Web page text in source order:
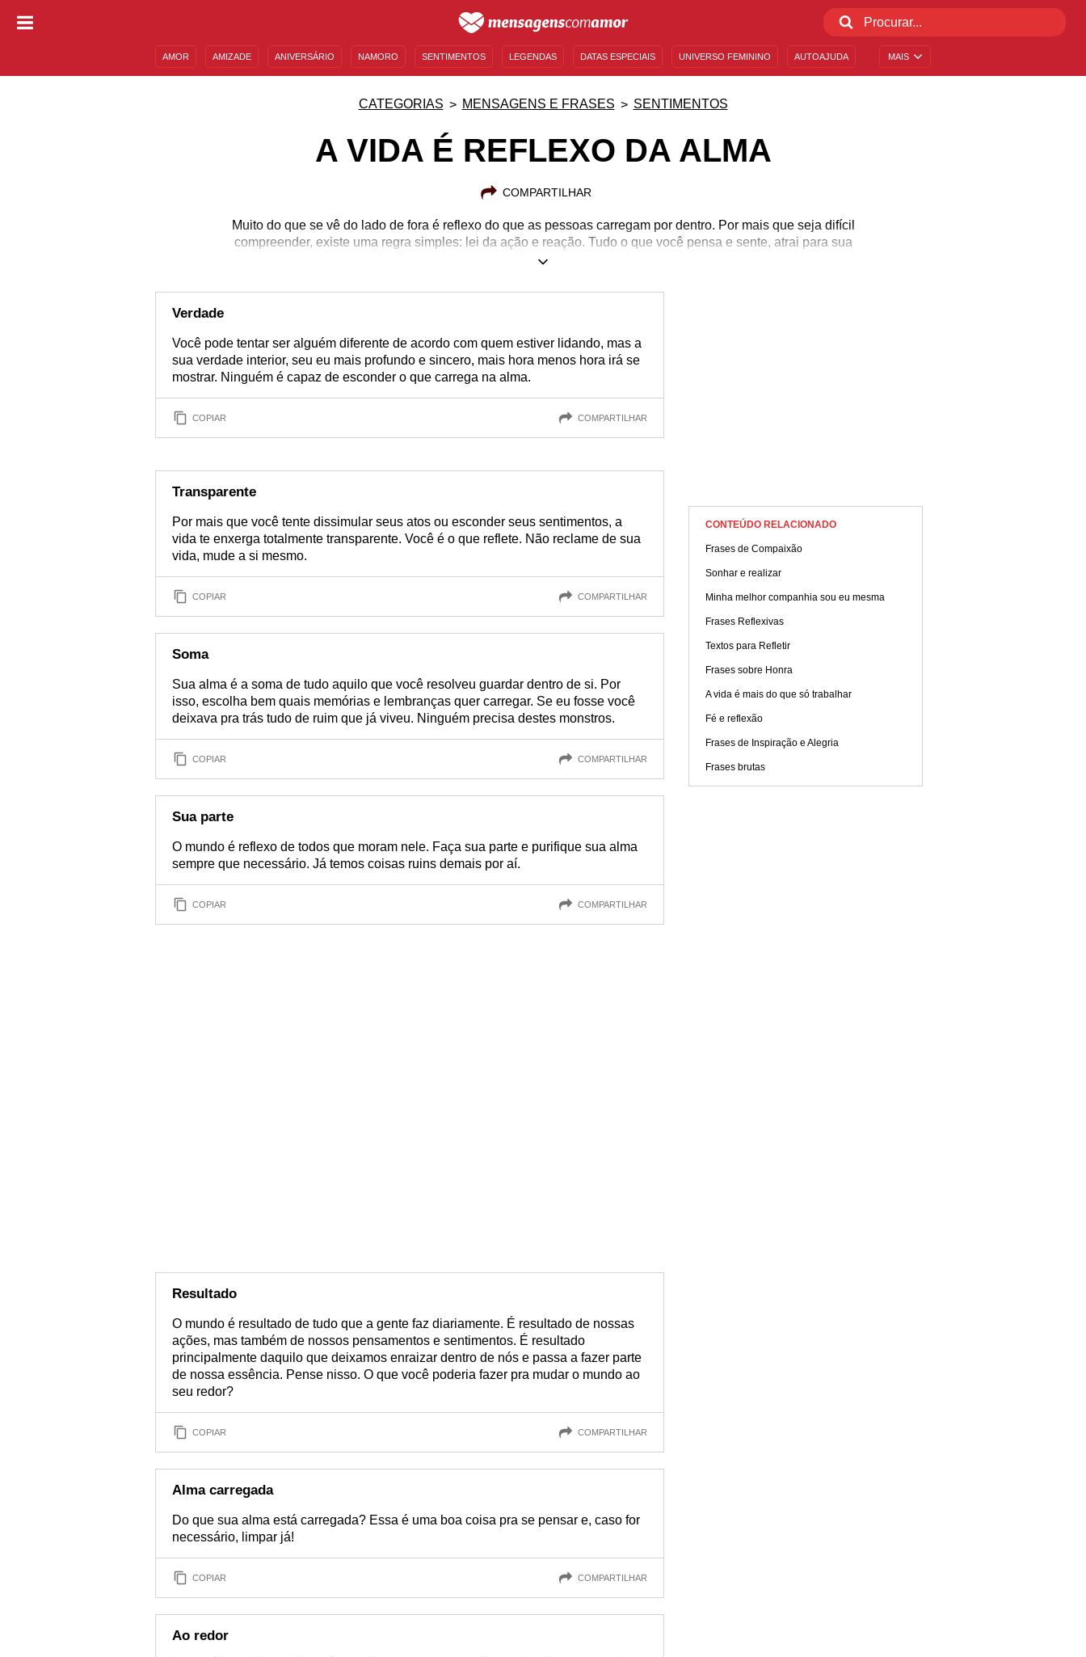
MAIS
AMOR AMIZADE ANIVERSÁRIO NAMORO SENTIMENTOS LEGENDAS DATAS ESPECIAIS UNIVERSO FEMININO AUTOAJUDA
CATEGORIAS MENSAGENS E FRASES SENTIMENTOS
A VIDA É REFLEXO DA ALMA
COMPARTILHAR
Muito do que se vê do lado de fora é reflexo do que as pessoas carregam por dentro. Por mais que seja difícil
compreender, existe uma regra simples: lei da ação e reação. Tudo o que você pensa e sente, atrai para sua
vida. Portanto, tome conta da sua energia e vibre positividade.
Verdade
Você pode tentar ser alguém diferente de acordo com quem estiver lidando, mas a
sua verdade interior, seu eu mais profundo e sincero, mais hora menos hora irá se
mostrar. Ninguém é capaz de esconder o que carrega na alma.
COPIAR COMPARTILHAR
Transparente
Por mais que você tente dissimular seus atos ou esconder seus sentimentos, a
vida te enxerga totalmente transparente. Você é o que reflete. Não reclame de sua
vida, mude a si mesmo.
COPIAR COMPARTILHAR
Soma
Sua alma é a soma de tudo aquilo que você resolveu guardar dentro de si. Por
isso, escolha bem quais memórias e lembranças quer carregar. Se eu fosse você
deixava pra trás tudo de ruim que já viveu. Ninguém precisa destes monstros.
COPIAR COMPARTILHAR
Sua parte
O mundo é reflexo de todos que moram nele. Faça sua parte e purifique sua alma
sempre que necessário. Já temos coisas ruins demais por aí.
COPIAR COMPARTILHAR
Resultado
O mundo é resultado de tudo que a gente faz diariamente. É resultado de nossas
ações, mas também de nossos pensamentos e sentimentos. É resultado
principalmente daquilo que deixamos enraizar dentro de nós e passa a fazer parte
de nossa essência. Pense nisso. O que você poderia fazer pra mudar o mundo ao
seu redor?
COPIAR COMPARTILHAR
Alma carregada
Do que sua alma está carregada? Essa é uma boa coisa pra se pensar e, caso for
necessário, limpar já!
COPIAR COMPARTILHAR
Ao redor
CONTEÚDO RELACIONADO
Frases de Compaixão
Sonhar e realizar
Minha melhor companhia sou eu mesma
Frases Reflexivas
Textos para Refletir
Frases sobre Honra
A vida é mais do que só trabalhar
Fé e reflexão
Frases de Inspiração e Alegria
Frases brutas